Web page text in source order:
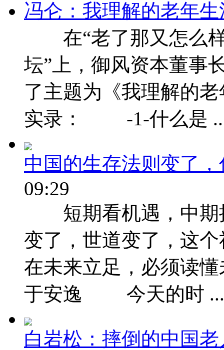
冯仑：我理解的老年生
在“老了那又怎么样
坛”上，御风资本董事
了主题为《我理解的
实录： -1-什么是
中国的生存法则变了
09:29
短期看机遇，中
变了，世道变了，这
在未来立足，必须读
于安逸 今天的时 ...
白岩松：摔倒的中国